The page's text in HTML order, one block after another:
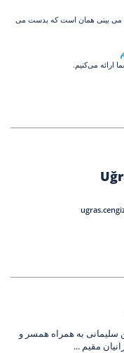
می بینی همان است که بدست می
ارائه می‌کنیم.
سلیمانی به همراه همسر و